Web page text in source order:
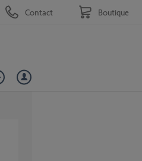
Contact Boutique